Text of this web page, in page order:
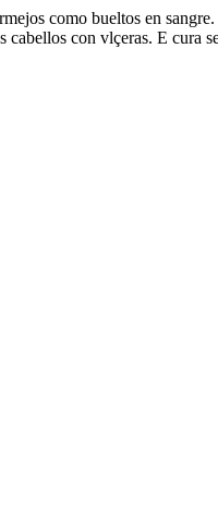
como bueltos en
con vlçeras. E cura